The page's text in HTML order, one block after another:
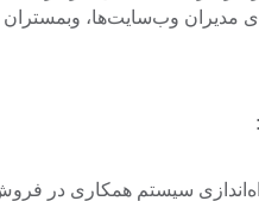
وب‌سایت‌ها، وبمستران و